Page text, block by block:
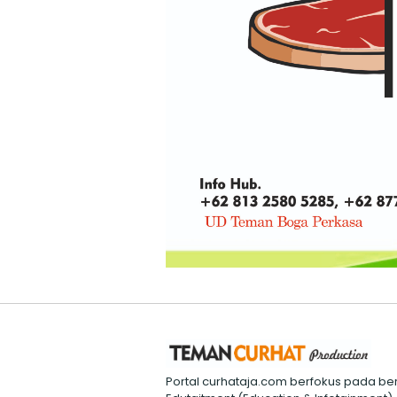
Portal curhataja.com berfokus pada